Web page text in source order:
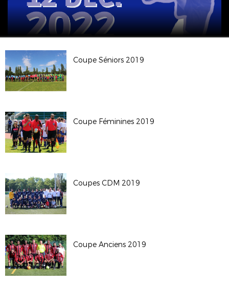
Coupe Séniors 2019
Coupe Féminines 2019
Coupes CDM 2019
Coupe Anciens 2019